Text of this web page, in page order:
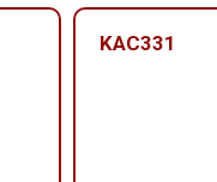
KAC331